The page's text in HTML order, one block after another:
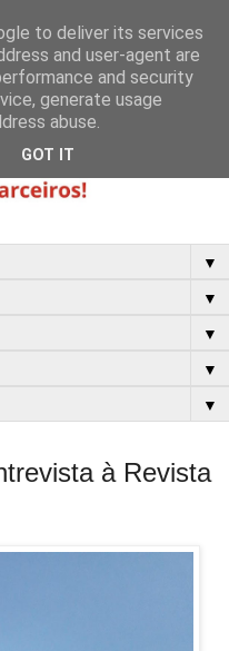
▼
▼
▼
▼
▼
à Revista
to deliver its services
and user-agent are
and security
generate usage
abuse.
GOT IT